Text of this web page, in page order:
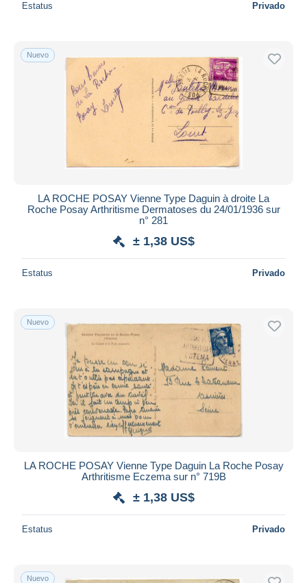
Estatus Privado
Nuevo
LA ROCHE POSAY Vienne Type Daguin à droite La
Roche Posay Arthritisme Dermatoses du 24/01/1936 sur
n° 281
± 1,38 US$
Estatus Privado
Nuevo
LA ROCHE POSAY Vienne Type Daguin La Roche Posay
Arthritisme Eczema sur n° 719B
± 1,38 US$
Estatus Privado
Nuevo